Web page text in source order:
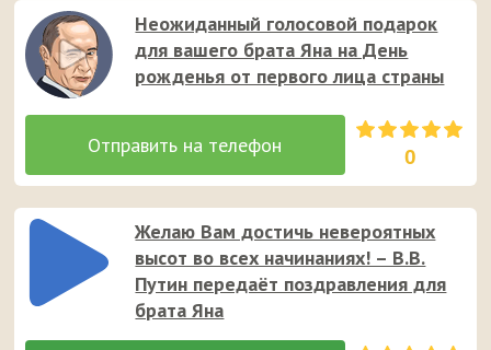
Неожиданный голосовой подарок
для вашего брата Яна на День
рожденья от первого лица страны
0
Желаю Вам достичь невероятных
высот во всех начинаниях! – В.В.
Путин передаёт поздравления для
брата Яна